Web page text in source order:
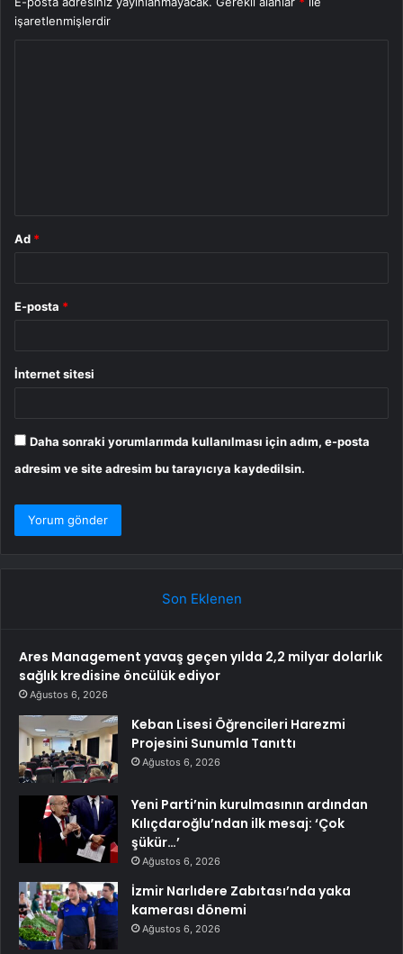
işaretlenmişlerdir
Ad *
E-posta *
İnternet sitesi
Daha sonraki yorumlarımda kullanılması için adım, e-posta
adresim ve site adresim bu tarayıcıya kaydedilsin.
Son Eklenen
Ares Management yavaş geçen yılda 2,2 milyar dolarlık
sağlık kredisine öncülük ediyor
Ağustos 6, 2026
Keban Lisesi Öğrencileri Harezmi
Projesini Sunumla Tanıttı
Ağustos 6, 2026
Yeni Parti’nin kurulmasının ardından
Kılıçdaroğlu’ndan ilk mesaj: ‘Çok
şükür…’
Ağustos 6, 2026
İzmir Narlıdere Zabıtası’nda yaka
kamerası dönemi
Ağustos 6, 2026